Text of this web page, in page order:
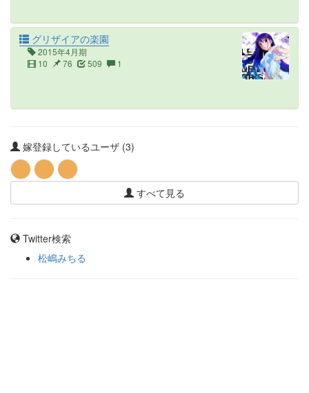
グリザイアの楽園
2015年4月期
10
76 509 1
嫁登録しているユーザ (3)
すべて見る
Twitter検索
松嶋みちる